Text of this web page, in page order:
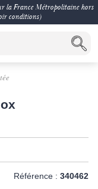
la France Métropolitaine hors
conditions)
Référence : 340462